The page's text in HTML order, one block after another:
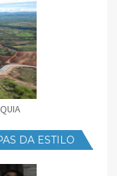
DA ESTILO